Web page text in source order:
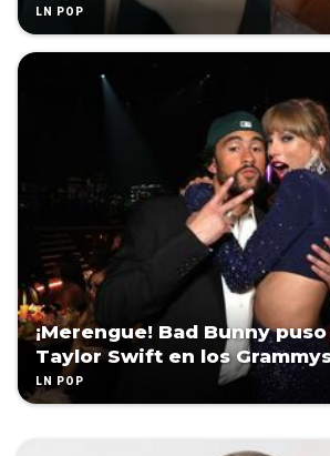
LN POP
¡Merengue! Bad Bunny
Taylor Swift en los
LN POP